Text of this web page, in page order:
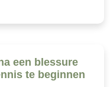
een blessure
te beginnen